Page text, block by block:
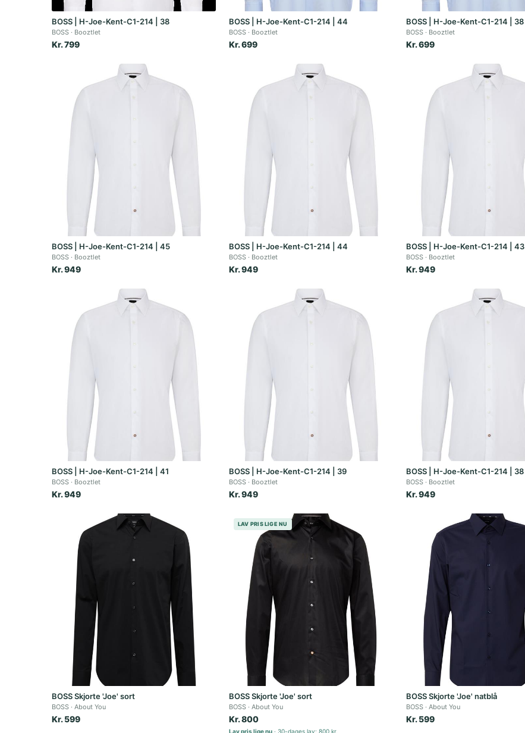
BOSS | H-Joe-Kent-C1-214 | 38
BOSS Booztlet
Kr. 799
BOSS | H-Joe-Kent-C1-214 | 44
BOSS Booztlet
Kr. 699
BOSS | H-Joe-Kent-C1-214 | 38
BOSS Booztlet
Kr. 699
BOSS | H-Joe-Kent-C1-214 | 45
BOSS Booztlet
Kr. 949
BOSS | H-Joe-Kent-C1-214 | 44
BOSS Booztlet
Kr. 949
BOSS | H-Joe-Kent-C1-214 | 43
BOSS Booztlet
Kr. 949
BOSS | H-Joe-Kent-C1-214 | 41
BOSS Booztlet
Kr. 949
BOSS | H-Joe-Kent-C1-214 | 39
BOSS Booztlet
Kr. 949
BOSS | H-Joe-Kent-C1-214 | 38
BOSS Booztlet
Kr. 949
BOSS Skjorte 'Joe' sort
BOSS About You
Kr. 599
LAV PRIS LIGE NU
BOSS Skjorte 'Joe' sort
BOSS About You
Kr. 800
Lav pris lige nu 30-dages lav: 800 kr.
BOSS Skjorte 'Joe' natblå
BOSS About You
Kr. 599